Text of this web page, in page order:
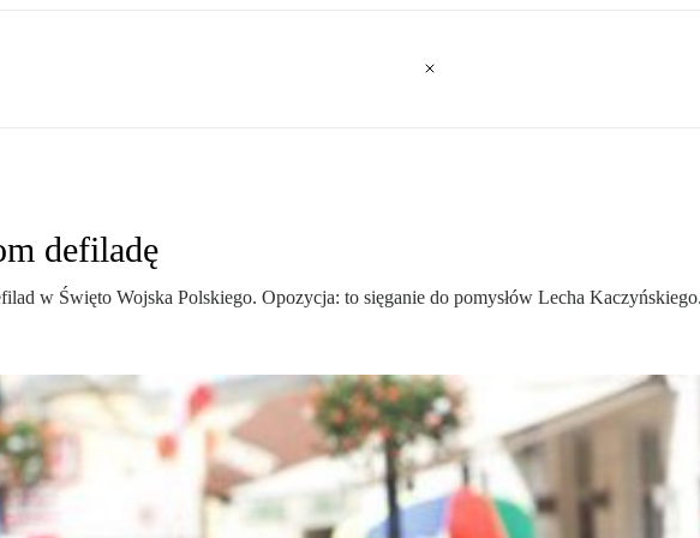
defiladę
w Święto Wojska Polskiego. Opozycja: to sięganie do pomysłów Lecha